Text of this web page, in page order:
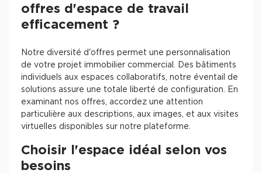
offres d'espace de travail
efficacement ?
Notre diversité d'offres permet une personnalisation
de votre projet immobilier commercial. Des bâtiments
individuels aux espaces collaboratifs, notre éventail de
solutions assure une totale liberté de configuration. En
examinant nos offres, accordez une attention
particulière aux descriptions, aux images, et aux visites
virtuelles disponibles sur notre plateforme.
Choisir l'espace idéal selon vos
besoins